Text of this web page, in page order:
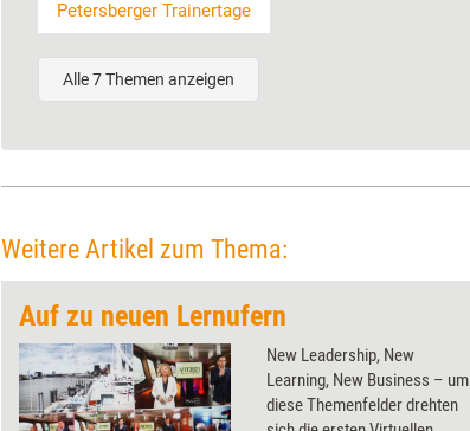
Petersberger Trainertage
Alle 7 Themen anzeigen
Weitere Artikel zum Thema:
Auf zu neuen Lernufern
New Leadership, New
Learning, New Business – um
diese Themenfelder drehten